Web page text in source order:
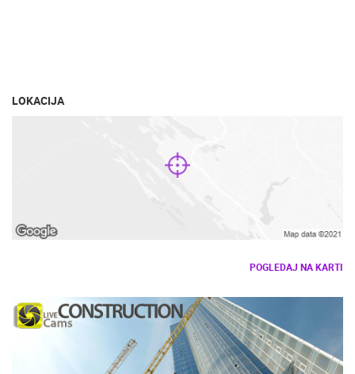
LOKACIJA
POGLEDAJ NA KARTI